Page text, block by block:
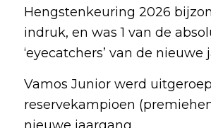
Hengstenkeuring 2026
indruk, en was 1 van de
‘eyecatchers’ van de nieuwe
Vamos Junior werd
reservekampioen